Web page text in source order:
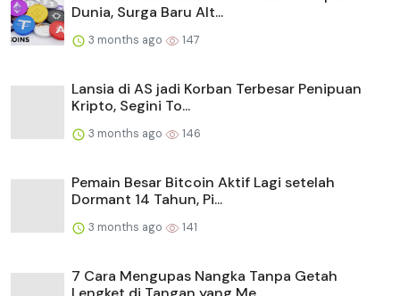
Dunia, Surga Baru Alt...
3 months ago 147
Lansia di AS jadi Korban Terbesar Penipuan
Kripto, Segini To...
3 months ago 146
Pemain Besar Bitcoin Aktif Lagi setelah
Dormant 14 Tahun, Pi...
3 months ago 141
7 Cara Mengupas Nangka Tanpa Getah